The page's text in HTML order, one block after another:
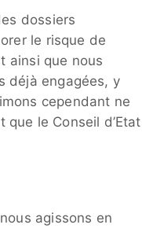
dossiers
le risque de
ainsi que nous
déjà engagées, y
cependant ne
le Conseil d’Etat
agissons en